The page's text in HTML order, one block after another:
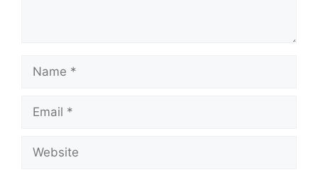
Name
Email
Website